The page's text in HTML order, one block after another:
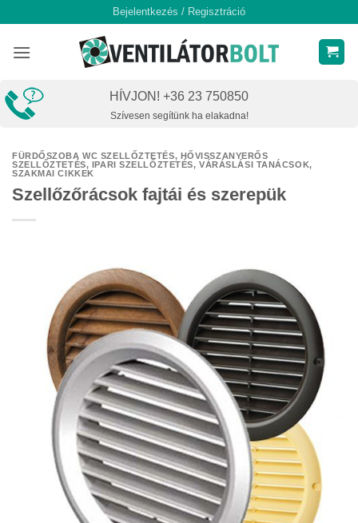
content
Bejelentkezés / Regisztráció
HÍVJON! +36 23 750850
Szívesen segítünk ha elakadna!
FÜRDŐSZOBA WC SZELLŐZTETÉS, HŐVISSZANYERŐS
SZELLŐZTETÉS, IPARI SZELLŐZTETÉS,VÁRÁSLÁSI TANÁCSOK,
SZAKMAI CIKKEK
Szellőzőrácsok fajtái és szerepük